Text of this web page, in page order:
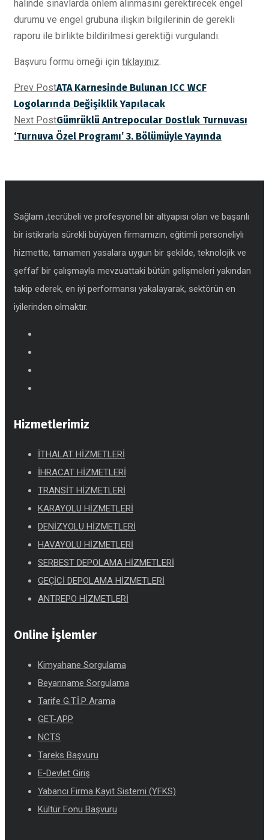
halinde sınavlarda önlem alınmasını gerektirecek engel
durumu ve engel grubuna ilişkin bilgilerinin de gerekli
raporu ile birlikte bildirilmesi gerektiği vurgulandı.
Başvuru formu örneği için tıklayınız.
Prev PostATA Karnesinde Bulunan ICC WCF
Logolarında Değişiklik Yapılacak
Next PostGümrüklü Antrepocular Dostluk Turnuvası
‘Turnuva Özel Programı’ 3. Bölümüyle Yayında
Sağlam ,tecrübeli ve profesyonel bir altyapısı olan ve başarılı
bir istikrarla sürekli büyüyen firmamızın, eğitimli personeliylı
hizmette, tamamen yasalara uygun bir şekilde, teknolojik ve
şeffaf bir çalışmayla mevzuattaki bütün gelişmeleri yakından
takip ederek, en iyi performansı yakalayarak, sektörün en
iyilerinden olmaktır.
Hizmetlerimiz
İTHALAT HİZMETLERİ
İHRACAT HİZMETLERİ
TRANSİT HİZMETLERİ
KARAYOLU HİZMETLERİ
DENİZYOLU HİZMETLERİ
HAVAYOLU HİZMETLERİ
SERBEST DEPOLAMA HİZMETLERİ
GEÇİCİ DEPOLAMA HİZMETLERİ
ANTREPO HİZMETLERİ
Online İşlemler
Kimyahane Sorgulama
Beyanname Sorgulama
Tarife G.T.İ.P Arama
GET-APP
NCTS
Tareks Başvuru
E-Devlet Giriş
Yabancı Firma Kayıt Sistemi (YFKS)
Kültür Fonu Başvuru